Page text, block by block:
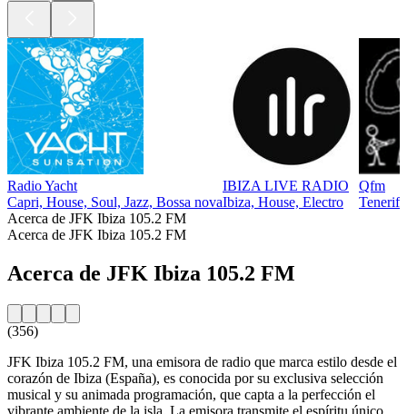
Radio Yacht
Capri, House, Soul, Jazz, Bossa nova
IBIZA LIVE RADIO
Ibiza, House, Electro
Qfm
Acerca de JFK Ibiza 105.2 FM
Acerca de JFK Ibiza 105.2 FM
Acerca de JFK Ibiza 105.2 FM
(356)
JFK Ibiza 105.2 FM, una emisora de radio que marca estilo desde el
corazón de Ibiza (España), es conocida por su exclusiva selección
musical y su animada programación, que capta a la perfección el
vibrante ambiente de la isla. La emisora transmite el espíritu único